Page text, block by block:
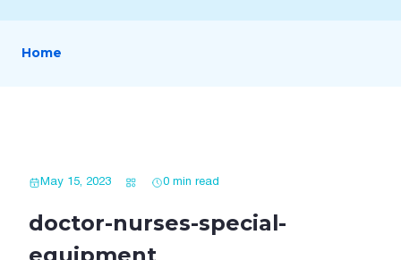
Home
May 15, 2023 0 min read
doctor-nurses-special-